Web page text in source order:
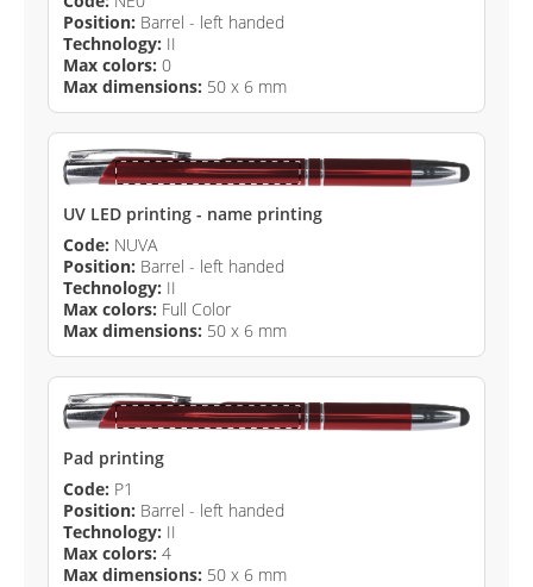
Position: Barrel - left handed
Technology: II
Max colors: 0
Max dimensions: 50 x 6 mm
UV LED printing - name printing
Code: NUVA
Position: Barrel - left handed
Technology: II
Max colors: Full Color
Max dimensions: 50 x 6 mm
Pad printing
Code: P1
Position: Barrel - left handed
Technology: II
Max colors: 4
Max dimensions: 50 x 6 mm